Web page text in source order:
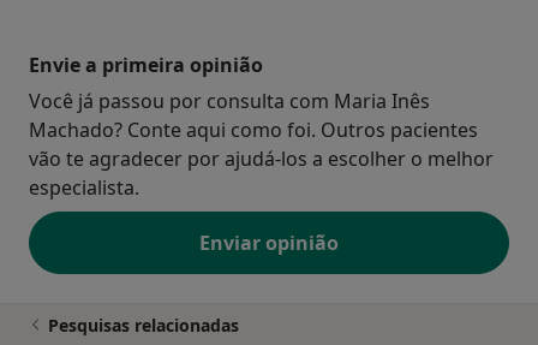
Envie a primeira opinião
Você já passou por consulta com Maria Inês
Machado? Conte aqui como foi. Outros pacientes
vão te agradecer por ajudá-los a escolher o melhor
especialista.
Enviar opinião
Pesquisas relacionadas